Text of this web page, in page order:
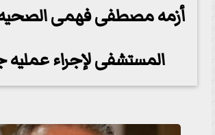
أزمه مصطفى فهمى
المستشفى لإجراء عمليه